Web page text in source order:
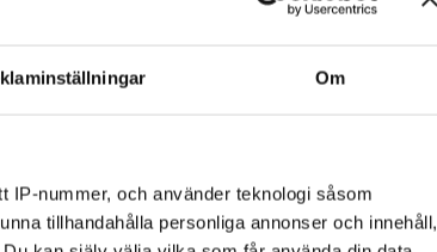
Om
IP-nummer, och använder teknologi såsom
tillhandahålla personliga annonser och innehåll,
Produktrecensioner